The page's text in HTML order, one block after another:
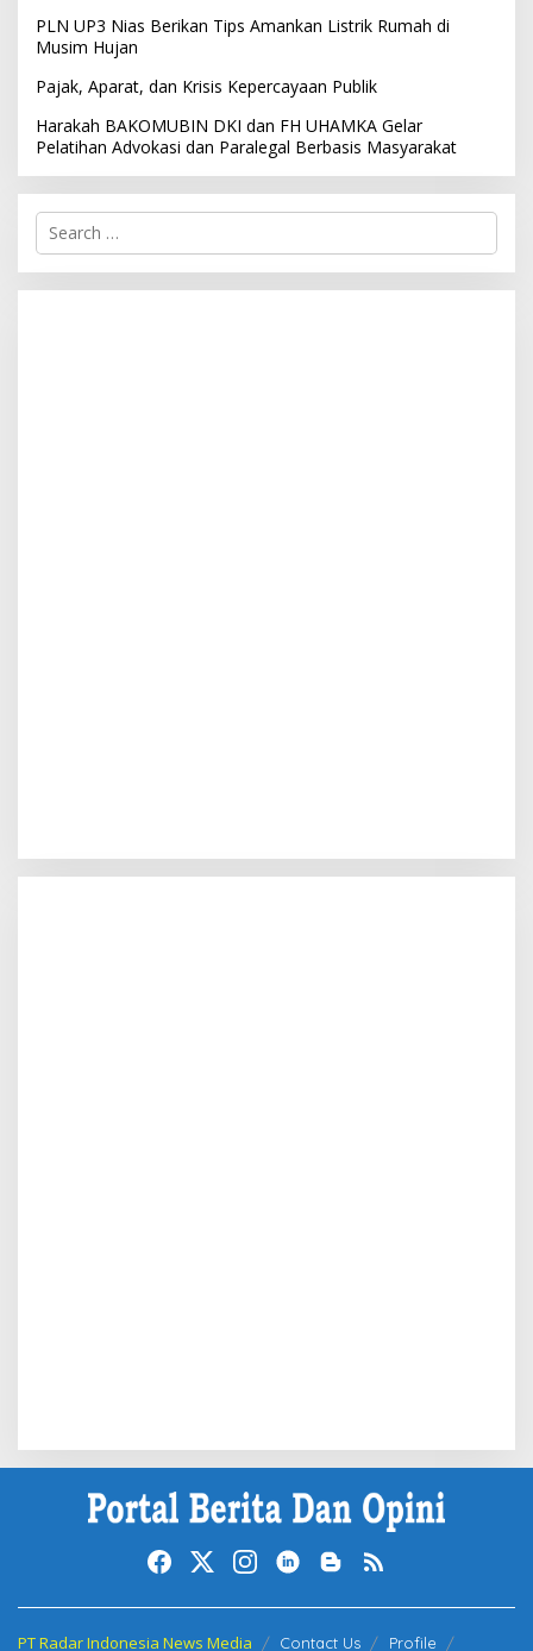
PLN UP3 Nias Berikan Tips Amankan Listrik Rumah di
Musim Hujan
Pajak, Aparat, dan Krisis Kepercayaan Publik
Harakah BAKOMUBIN DKI dan FH UHAMKA Gelar
Pelatihan Advokasi dan Paralegal Berbasis Masyarakat
S
r
PT Radar Indonesia News Media Contact Us Profile